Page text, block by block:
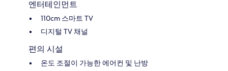
엔터테인먼트
110cm 스마트 TV
디지털 TV 채널
편의 시설
온도 조절이 가능한 에어컨 및 난방